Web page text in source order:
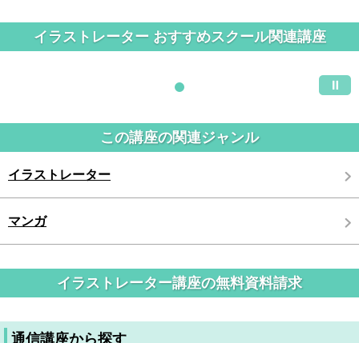
イラストレーター おすすめスクール関連講座
この講座の関連ジャンル
イラストレーター
マンガ
イラストレーター講座の無料資料請求
通信講座から探す